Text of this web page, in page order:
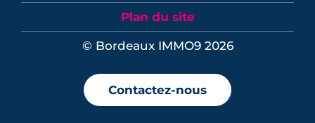
Plan du site
© Bordeaux IMMO9 2026
Contactez-nous